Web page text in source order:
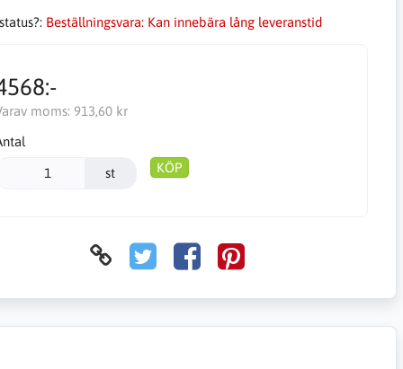
Beställningsvara: Kan innebära lång leveranstid
moms: 913,60 kr
st KÖP